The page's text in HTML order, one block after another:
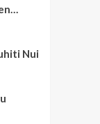
Nui